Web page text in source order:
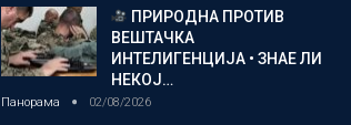
ПРИРОДНА ПРОТИВ
ВЕШТАЧКА
ИНТЕЛИГЕНЦИЈА • ЗНАЕ ЛИ
НЕКОЈ…
Панорама 02/08/2026